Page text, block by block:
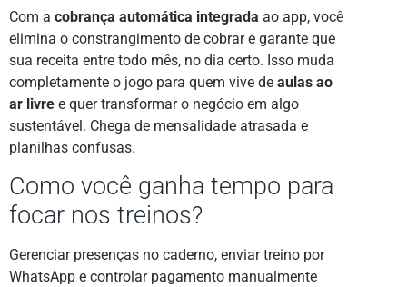
Com a cobrança automática integrada ao app, você
elimina o constrangimento de cobrar e garante que
sua receita entre todo mês, no dia certo. Isso muda
completamente o jogo para quem vive de aulas ao
ar livre e quer transformar o negócio em algo
sustentável. Chega de mensalidade atrasada e
planilhas confusas.
Como você ganha tempo para
focar nos treinos?
Gerenciar presenças no caderno, enviar treino por
WhatsApp e controlar pagamento manualmente